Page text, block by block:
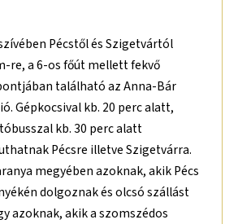
Pécstől és Szigetvártól
re, a 6-os főút mellett fekvő
található az Anna-Bár
Gépkocsival kb. 20 perc alatt,
kb. 30 perc alatt
Pécsre illetve Szigetvárra.
megyében azoknak, akik Pécs
dolgoznak és olcsó szállást
azoknak, akik a szomszédos